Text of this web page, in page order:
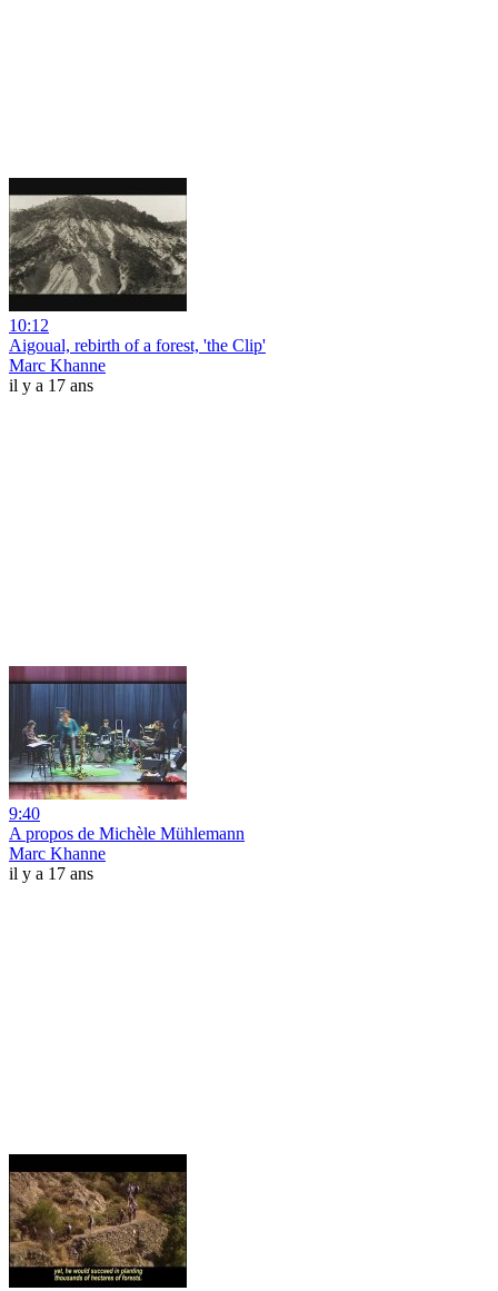
10:12
Aigoual, rebirth of a forest, 'the Clip'
Marc Khanne
il y a 17 ans
9:40
A propos de Michèle Mühlemann
Marc Khanne
il y a 17 ans